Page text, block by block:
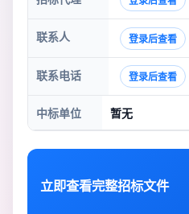
联系人 登录后查看
联系电话 登录后查看
中标单位 暂无
立即查看完整招标文件